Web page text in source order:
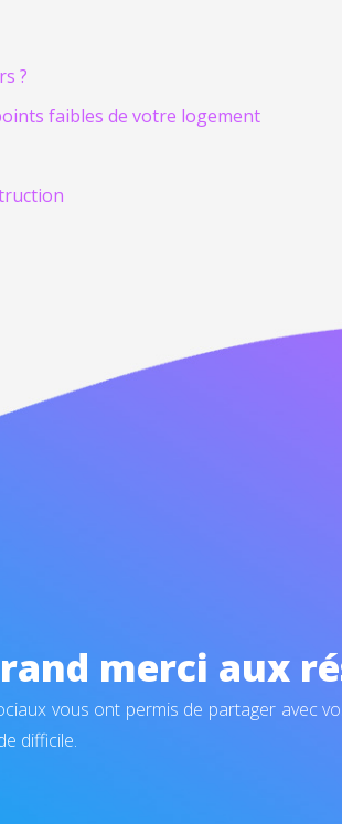
?
faibles de votre logement
merci aux
vous ont permis de partager avec
difficile.